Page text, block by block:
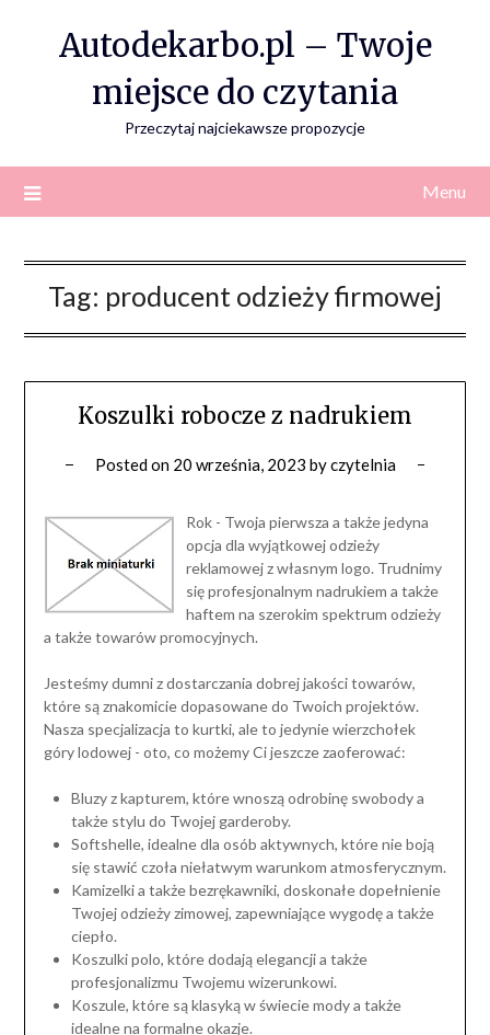
Autodekarbo.pl – Twoje
miejsce do czytania
Przeczytaj najciekawsze propozycje
Menu
Tag: producent odzieży firmowej
Koszulki robocze z nadrukiem
Posted on 20 września, 2023 byczytelnia
Rok - Twoja pierwsza a także jedyna
opcja dla wyjątkowej odzieży
reklamowej z własnym logo. Trudnimy
się profesjonalnym nadrukiem a także
haftem na szerokim spektrum odzieży
a także towarów promocyjnych.
Jesteśmy dumni z dostarczania dobrej jakości towarów,
które są znakomicie dopasowane do Twoich projektów.
Nasza specjalizacja to kurtki, ale to jedynie wierzchołek
góry lodowej - oto, co możemy Ci jeszcze zaoferować:
Bluzy z kapturem, które wnoszą odrobinę swobody a
także stylu do Twojej garderoby.
Softshelle, idealne dla osób aktywnych, które nie boją
się stawić czoła niełatwym warunkom atmosferycznym.
Kamizelki a także bezrękawniki, doskonałe dopełnienie
Twojej odzieży zimowej, zapewniające wygodę a także
ciepło.
Koszulki polo, które dodają elegancji a także
profesjonalizmu Twojemu wizerunkowi.
Koszule, które są klasyką w świecie mody a także
idealne na formalne okazje.